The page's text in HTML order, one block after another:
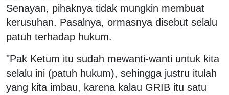
Senayan, pihaknya tidak mungkin membuat
kerusuhan. Pasalnya, ormasnya disebut selalu
patuh terhadap hukum.
"Pak Ketum itu sudah mewanti-wanti untuk kita
selalu ini (patuh hukum), sehingga justru itulah
yang kita imbau, karena kalau GRIB itu satu